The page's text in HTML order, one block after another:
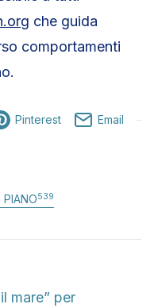
che guida
comportamenti
Pinterest Email
PIANO539
mare” per